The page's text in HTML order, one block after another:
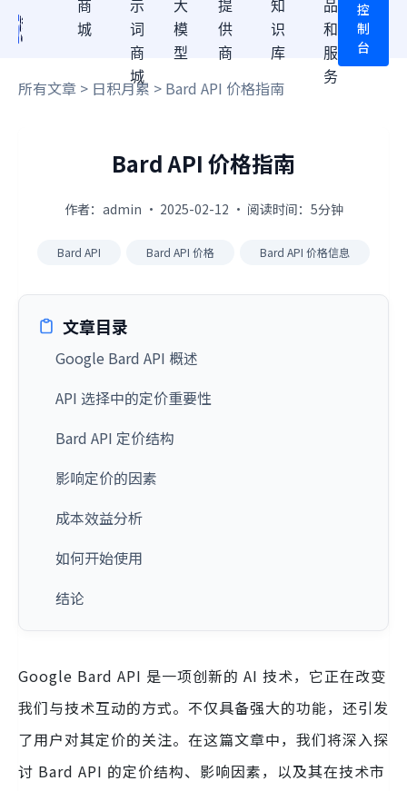
商
城
示
词
商
城
大
模
型
提
供
商
知
识
库
品
和
服
务
控
制
台
所有文章 > 日积月累 > Bard API 价格指南
Bard API 价格指南
作者：admin · 2025-02-12 · 阅读时间：5分钟
Bard API Bard API 价格 Bard API 价格信息
文章目录
Google Bard API 概述
API 选择中的定价重要性
Bard API 定价结构
影响定价的因素
成本效益分析
如何开始使用
结论
Google Bard API 是一项创新的 AI 技术，它正在改变
我们与技术互动的方式。不仅具备强大的功能，还引发
了用户对其定价的关注。在这篇文章中，我们将深入探
讨 Bard API 的定价结构、影响因素，以及其在技术市